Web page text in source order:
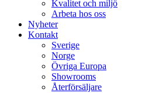
Kvalitet och miljö
Arbeta hos oss
Nyheter
Kontakt
Sverige
Norge
Övriga Europa
Showrooms
Återförsäljare